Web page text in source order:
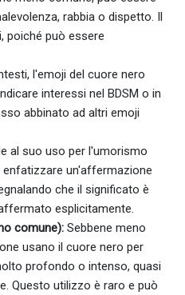
rabbia o dispetto. Il
poiché può essere
l'emoji del cuore nero
interessi nel BDSM o in
abbinato ad altri emoji
al suo uso per l'umorismo
un'affermazione
che il significato è
esplicitamente.
comune): Sebbene meno
usano il cuore nero per
profondo o intenso, quasi
Questo utilizzo è raro e può